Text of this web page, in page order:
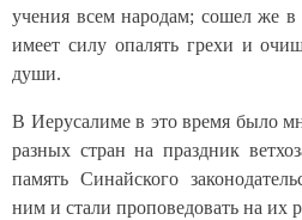
учения всем народам; сошел же в
имеет силу опалять грехи и
души.
В Иерусалиме в это время было
разных стран на праздник
память Синайского
ним и стали проповедовать на их